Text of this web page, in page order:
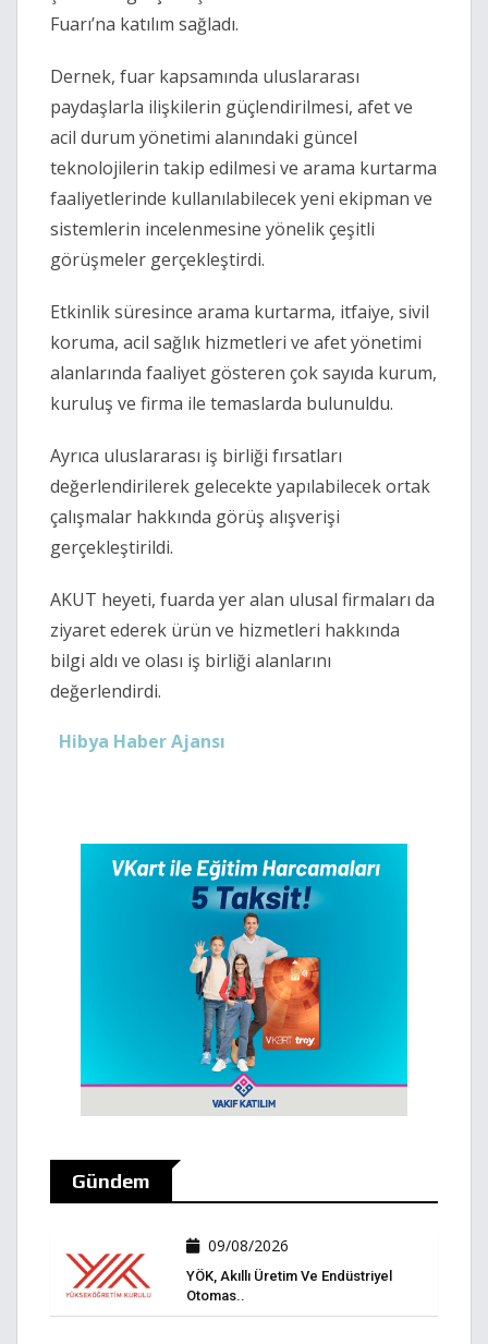
Fuarı’na katılım sağladı.
Dernek, fuar kapsamında uluslararası
paydaşlarla ilişkilerin güçlendirilmesi, afet ve
acil durum yönetimi alanındaki güncel
teknolojilerin takip edilmesi ve arama kurtarma
faaliyetlerinde kullanılabilecek yeni ekipman ve
sistemlerin incelenmesine yönelik çeşitli
görüşmeler gerçekleştirdi.
Etkinlik süresince arama kurtarma, itfaiye, sivil
koruma, acil sağlık hizmetleri ve afet yönetimi
alanlarında faaliyet gösteren çok sayıda kurum,
kuruluş ve firma ile temaslarda bulunuldu.
Ayrıca uluslararası iş birliği fırsatları
değerlendirilerek gelecekte yapılabilecek ortak
çalışmalar hakkında görüş alışverişi
gerçekleştirildi.
AKUT heyeti, fuarda yer alan ulusal firmaları da
ziyaret ederek ürün ve hizmetleri hakkında
bilgi aldı ve olası iş birliği alanlarını
değerlendirdi.
Hibya Haber Ajansı
Gündem
09/08/2026
YÖK, Akıllı Üretim Ve Endüstriyel
Otomas..